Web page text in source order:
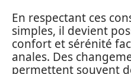
En respectant ces
simples, il devient
confort et sérénité
anales. Des
permettent souvent